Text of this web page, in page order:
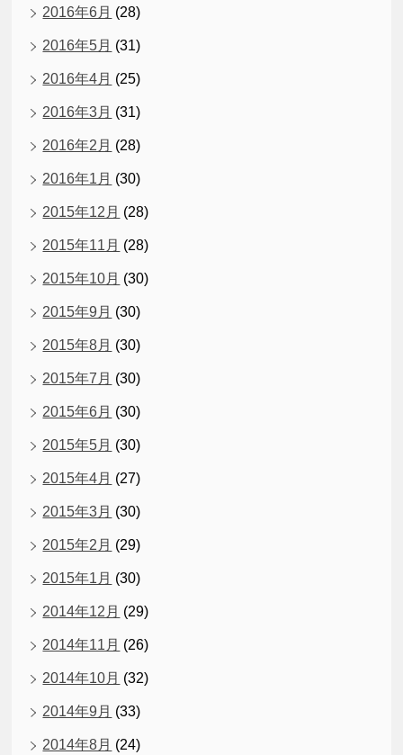
2016年6月 (28)
2016年5月 (31)
2016年4月 (25)
2016年3月 (31)
2016年2月 (28)
2016年1月 (30)
2015年12月 (28)
2015年11月 (28)
2015年10月 (30)
2015年9月 (30)
2015年8月 (30)
2015年7月 (30)
2015年6月 (30)
2015年5月 (30)
2015年4月 (27)
2015年3月 (30)
2015年2月 (29)
2015年1月 (30)
2014年12月 (29)
2014年11月 (26)
2014年10月 (32)
2014年9月 (33)
2014年8月 (24)